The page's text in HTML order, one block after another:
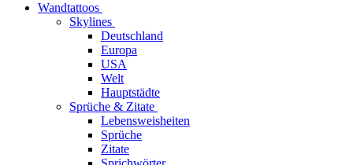
Wandtattoos
Skylines
Deutschland
Europa
USA
Welt
Hauptstädte
Sprüche & Zitate
Lebensweisheiten
Sprüche
Zitate